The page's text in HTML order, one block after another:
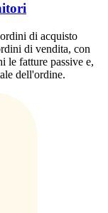
di acquisto
di vendita, con
le fatture passive e,
dell'ordine.